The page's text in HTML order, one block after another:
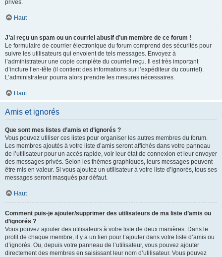
privés.
Haut
J’ai reçu un spam ou un courriel abusif d’un membre de ce forum !
Le formulaire de courrier électronique du forum comprend des sécurités pour
suivre les utilisateurs qui envoient de tels messages. Envoyez à
l’administrateur une copie complète du courriel reçu. Il est très important
d’inclure l’en-tête (il contient des informations sur l’expéditeur du courriel).
L’administrateur pourra alors prendre les mesures nécessaires.
Haut
Amis et ignorés
Que sont mes listes d’amis et d’ignorés ?
Vous pouvez utiliser ces listes pour organiser les autres membres du forum.
Les membres ajoutés à votre liste d’amis seront affichés dans votre panneau
de l’utilisateur pour un accès rapide, voir leur état de connexion et leur envoyer
des messages privés. Selon les thèmes graphiques, leurs messages peuvent
être mis en valeur. Si vous ajoutez un utilisateur à votre liste d’ignorés, tous ses
messages seront masqués par défaut.
Haut
Comment puis-je ajouter/supprimer des utilisateurs de ma liste d’amis ou
d’ignorés ?
Vous pouvez ajouter des utilisateurs à votre liste de deux manières. Dans le
profil de chaque membre, il y a un lien pour l’ajouter dans votre liste d’amis ou
d’ignorés. Ou, depuis votre panneau de l’utilisateur, vous pouvez ajouter
directement des membres en saisissant leur nom d’utilisateur. Vous pouvez